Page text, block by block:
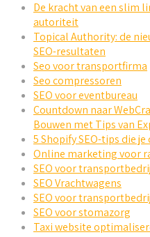
De kracht van een slim
autoriteit
Topical Authority: de
SEO-resultaten
Seo voor transportfirma
Seo compressoren
SEO voor eventbureau
Countdown naar
Bouwen met Tips van
5 Shopify SEO-tips die
Online marketing voor
SEO voor
SEO Vrachtwagens
SEO voor
SEO voor stomazorg
Taxi website